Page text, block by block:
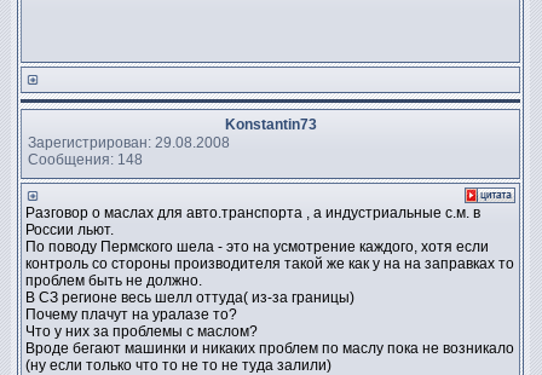
Konstantin73
Зарегистрирован: 29.08.2008
Сообщения: 148
Разговор о маслах для авто.транспорта , а индустриальные с.м. в
России льют.
По поводу Пермского шела - это на усмотрение каждого, хотя если
контроль со стороны производителя такой же как у на на заправках то
проблем быть не должно.
В СЗ регионе весь шелл оттуда( из-за границы)
Почему плачут на уралазе то?
Что у них за проблемы с маслом?
Вроде бегают машинки и никаких проблем по маслу пока не возникало
(ну если только что то не то не туда залили)